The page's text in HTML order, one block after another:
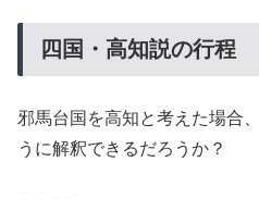
四国・高知説の行程
邪馬台国を高知と考えた場合
うに解釈できるだろうか？